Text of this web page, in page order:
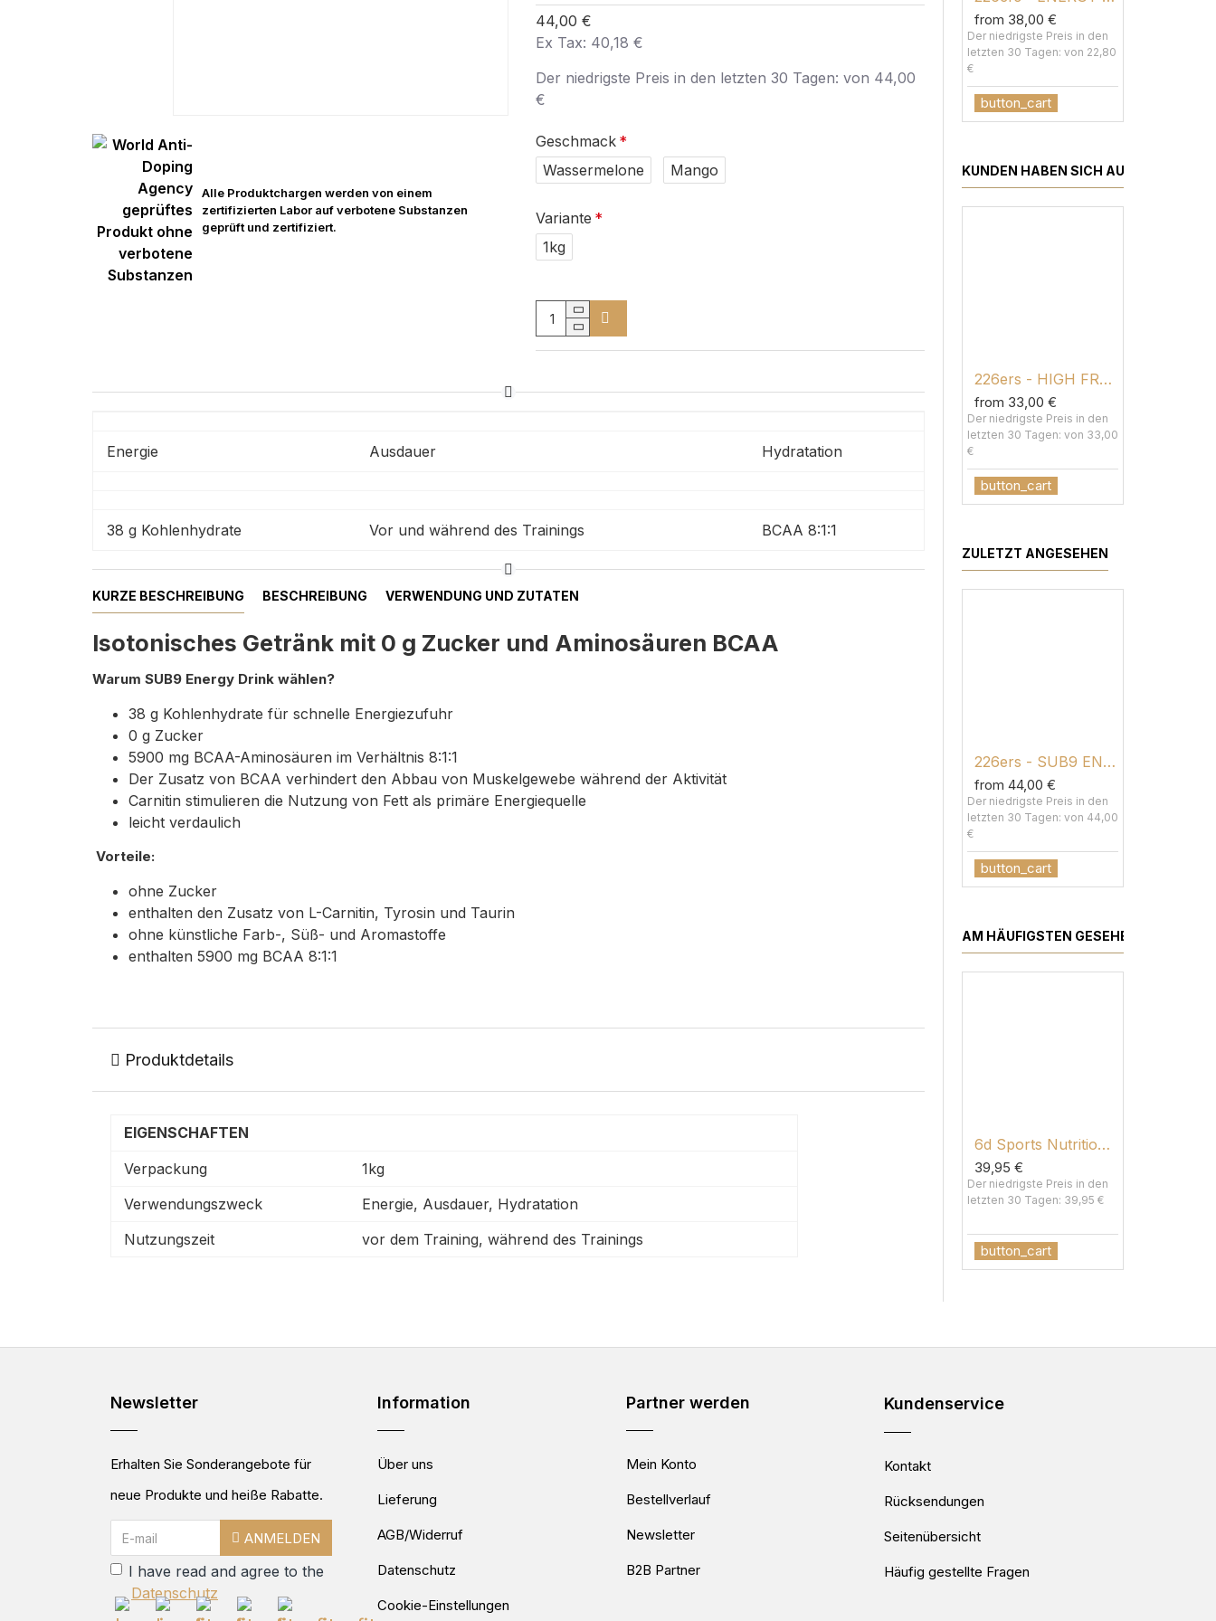
Alle Produktchargen werden von einem
zertifizierten Labor auf verbotene Substanzen
geprüft und zertifiziert.
44,00 €
Ex Tax: 40,18 €
Der niedrigste Preis in den letzten 30 Tagen: von 44,00
€
Geschmack
Wassermelone
Mango
Variante
1kg
Energie Ausdauer Hydratation
38 g Kohlenhydrate Vor und während des Trainings BCAA 8:1:1
KURZE BESCHREIBUNG BESCHREIBUNG VERWENDUNG UND ZUTATEN
Isotonisches Getränk mit 0 g Zucker und Aminosäuren BCAA
Warum SUB9 Energy Drink wählen?
38 g Kohlenhydrate für schnelle Energiezufuhr
0 g Zucker
5900 mg BCAA-Aminosäuren im Verhältnis 8:1:1
Der Zusatz von BCAA verhindert den Abbau von Muskelgewebe während der Aktivität
Carnitin stimulieren die Nutzung von Fett als primäre Energiequelle
leicht verdaulich
Vorteile:
ohne Zucker
enthalten den Zusatz von L-Carnitin, Tyrosin und Taurin
ohne künstliche Farb-, Süß- und Aromastoffe
enthalten 5900 mg BCAA 8:1:1
Produktdetails
EIGENSCHAFTEN
Verpackung
1kg
Verwendungszweck
Energie, Ausdauer, Hydratation
Nutzungszeit
vor dem Training, während des Trainings
from 38,00 €
Der niedrigste Preis in den
letzten 30 Tagen: von 22,80
€
button_cart
KUNDEN HABEN SICH AUCH
226ers - HIGH FRUCTOSE POWDER
from 33,00 €
Der niedrigste Preis in den
letzten 30 Tagen: von 33,00
€
button_cart
ZULETZT ANGESEHEN
226ers - SUB9 ENERGY DRINK
from 44,00 €
Der niedrigste Preis in den
letzten 30 Tagen: von 44,00
€
button_cart
AM HÄUFIGSTEN GESEHEN
6d Sports Nutrition Beta Alanine Carnosyn®
39,95 €
Der niedrigste Preis in den
letzten 30 Tagen: 39,95 €
button_cart
Newsletter
Erhalten Sie Sonderangebote für
neue Produkte und heiße Rabatte.
ANMELDEN
I have read and agree to the
Datenschutz
Information
Über uns
Lieferung
AGB/Widerruf
Datenschutz
Cookie-Einstellungen
Partner werden
Mein Konto
Bestellverlauf
Newsletter
B2B Partner
Kundenservice
Kontakt
Rücksendungen
Seitenübersicht
Häufig gestellte Fragen